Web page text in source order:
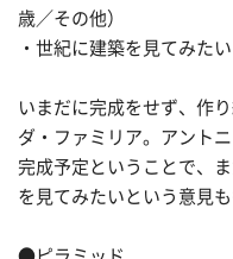
歳／その他）
・世紀に建築を見てみた
いまだに完成をせず、作
ダ・ファミリア。アント
完成予定ということで、
を見てみたいという意見